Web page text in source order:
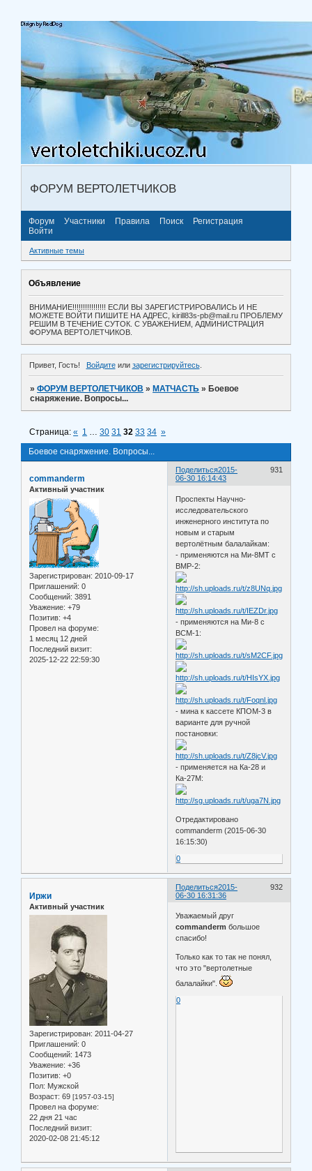
ФОРУМ ВЕРТОЛЕТЧИКОВ
Форум Участники Правила Поиск
Регистрация
Войти
Активные темы
Объявление
ВНИМАНИЕ!!!!!!!!!!!!!!!! ЕСЛИ ВЫ ЗАРЕГИСТРИРОВАЛИСЬ И НЕ
МОЖЕТЕ ВОЙТИ ПИШИТЕ НА АДРЕС, kirill83s-pb@mail.ru ПРОБЛЕМУ
РЕШИМ В ТЕЧЕНИЕ СУТОК. С УВАЖЕНИЕМ, АДМИНИСТРАЦИЯ
ФОРУМА ВЕРТОЛЕТЧИКОВ.
Привет, Гость! Войдитеили зарегистрируйтесь.
»ФОРУМ ВЕРТОЛЕТЧИКОВ » МАТЧАСТЬ » Боевое
снаряжение. Вопросы...
Боевое снаряжение. Вопросы...
Страница:« 1 … 30 31 32 33 34 »
Поделиться 931
2015-
06-30 16:14:43
commanderm
Активный участник
Зарегистрирован: 2010-09-17
Приглашений: 0
Сообщений: 3891
Уважение: +79
Позитив: +4
Провел на форуме:
1 месяц 12 дней
Последний визит:
2025-12-22 22:59:30
Проспекты Научно-
исследовательского
инженерного института по
новым и старым
вертолётным балалайкам:
- применяются на Ми-8МТ с
ВМР-2:
- применяются на Ми-8 с
ВСМ-1:
- мина к кассете КПОМ-3 в
варианте для ручной
постановки:
- применяется на Ка-28 и
Ка-27М:
Отредактировано
commanderm (2015-06-30
16:15:30)
0
Поделиться 932
2015-
06-30 16:31:36
Иржи
Активный участник
Зарегистрирован: 2011-04-27
Приглашений: 0
Сообщений: 1473
Уважение: +36
Позитив: +0
Пол: Мужской
Возраст: 69 [1957-03-15]
Провел на форуме:
22 дня 21 час
Последний визит:
2020-02-08 21:45:12
Уважаемый друг
commanderm большое
спасибо!
Только как то так не понял,
что это "вертолетные
балалайки".
0